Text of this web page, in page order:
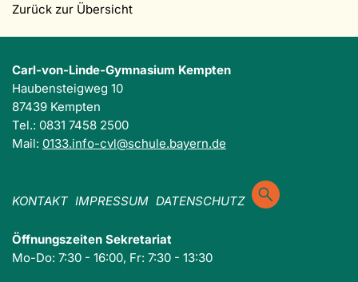
Zurück zur Übersicht
Carl-von-Linde-Gymnasium Kempten
Haubensteigweg 10
87439 Kempten
Tel.: 0831 7458 2500
Mail: 0133.info-cvl@schule.bayern.de
KONTAKT IMPRESSUM DATENSCHUTZ
Öffnungszeiten Sekretariat
Mo-Do: 7:30 - 16:00, Fr: 7:30 - 13:30